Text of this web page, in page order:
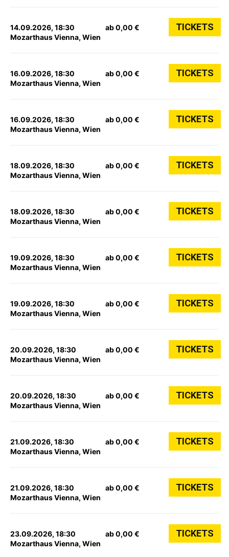
14.09.2026, 18:30
Mozarthaus Vienna, Wien
ab 0,00 € TICKETS
16.09.2026, 18:30
Mozarthaus Vienna, Wien
ab 0,00 € TICKETS
16.09.2026, 18:30
Mozarthaus Vienna, Wien
ab 0,00 € TICKETS
18.09.2026, 18:30
Mozarthaus Vienna, Wien
ab 0,00 € TICKETS
18.09.2026, 18:30
Mozarthaus Vienna, Wien
ab 0,00 € TICKETS
19.09.2026, 18:30
Mozarthaus Vienna, Wien
ab 0,00 € TICKETS
19.09.2026, 18:30
Mozarthaus Vienna, Wien
ab 0,00 € TICKETS
20.09.2026, 18:30
Mozarthaus Vienna, Wien
ab 0,00 € TICKETS
20.09.2026, 18:30
Mozarthaus Vienna, Wien
ab 0,00 € TICKETS
21.09.2026, 18:30
Mozarthaus Vienna, Wien
ab 0,00 € TICKETS
21.09.2026, 18:30
Mozarthaus Vienna, Wien
ab 0,00 € TICKETS
23.09.2026, 18:30
Mozarthaus Vienna, Wien
ab 0,00 € TICKETS